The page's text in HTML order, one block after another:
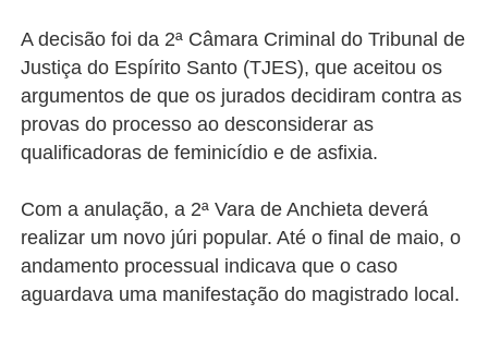
A decisão foi da 2ª Câmara Criminal do Tribunal de
Justiça do Espírito Santo (TJES), que aceitou os
argumentos de que os jurados decidiram contra as
provas do processo ao desconsiderar as
qualificadoras de feminicídio e de asfixia.
Com a anulação, a 2ª Vara de Anchieta deverá
realizar um novo júri popular. Até o final de maio, o
andamento processual indicava que o caso
aguardava uma manifestação do magistrado local.